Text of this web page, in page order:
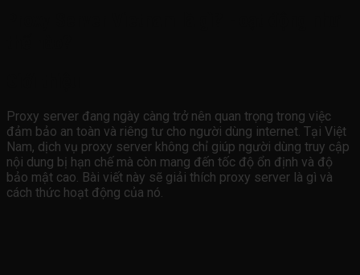
Proxy server đang ngày càng trở nên quan trọng trong việc
đảm bảo an toàn và riêng tư cho người dùng internet. Tại Việt
Nam, dịch vụ proxy server không chỉ giúp người dùng truy cập
nội dung bị hạn chế mà còn mang đến tốc độ ổn định và độ
bảo mật cao. Bài viết này sẽ giải thích proxy server là gì và
cách thức hoạt động của nó.